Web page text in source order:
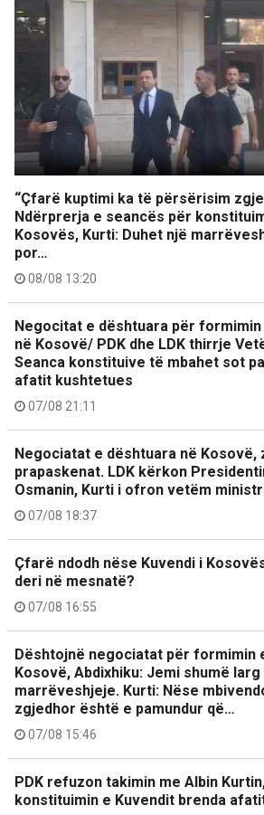
“Çfarë kuptimi ka të përsërisim
Ndërprerja e seancës për
Kosovës, Kurti: Duhet një
por…
08/08 13:20
Negocitat e dështuara për
në Kosovë/ PDK dhe LDK thirrje
Seanca konstituive të mbahet sot
afatit kushtetues
07/08 21:11
Negociatat e dështuara në Kosovë,
prapaskenat. LDK kërkon
Osmanin, Kurti i ofron vetëm
07/08 18:37
Çfarë ndodh nëse Kuvendi i
deri në mesnatë?
07/08 16:55
Dështojnë negociatat për formimin
Kosovë, Abdixhiku: Jemi shumë larg
marrëveshjeje. Kurti: Nëse
zgjedhor është e pamundur që…
07/08 15:46
PDK refuzon takimin me Albin
konstituimin e Kuvendit brenda